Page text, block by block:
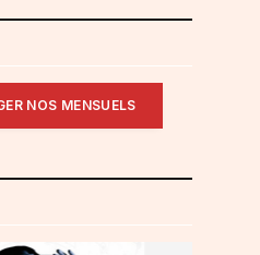
NOS MENSUELS